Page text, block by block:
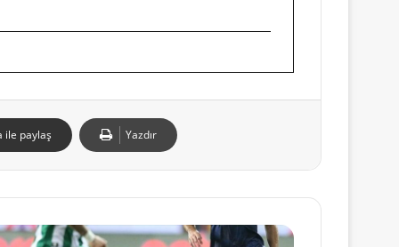
ile paylaş Yazdır